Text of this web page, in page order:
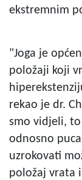
ekstremnim
"Joga je
položaji koji
rekao je dr.
smo vidjeli,
odnosno
uzrokovati
položaj vrata